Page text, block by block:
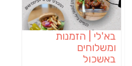
בא'לי | הזמנות
ומשלוחים
באשכול